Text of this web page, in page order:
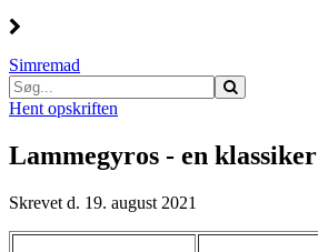
Simremad
Hent opskriften
Lammegyros - en klassiker
Skrevet d. 19. august 2021